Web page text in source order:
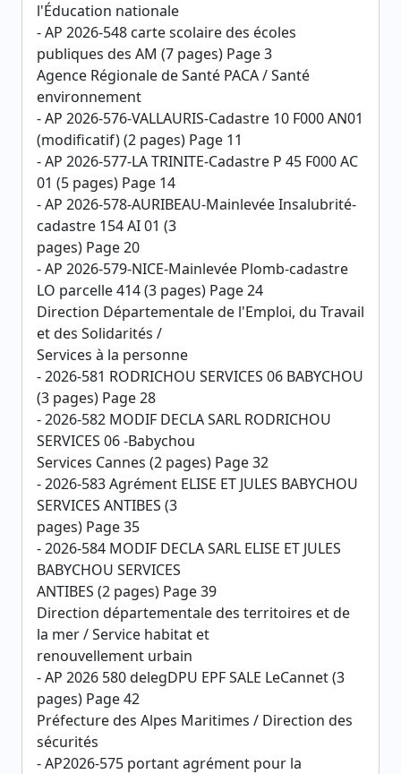
l'Éducation nationale
- AP 2026-548 carte scolaire des écoles
publiques des AM (7 pages) Page 3
Agence Régionale de Santé PACA / Santé
environnement
- AP 2026-576-VALLAURIS-Cadastre 10 F000 AN01
(modificatif) (2 pages) Page 11
- AP 2026-577-LA TRINITE-Cadastre P 45 F000 AC
01 (5 pages) Page 14
- AP 2026-578-AURIBEAU-Mainlevée Insalubrité-
cadastre 154 AI 01 (3
pages) Page 20
- AP 2026-579-NICE-Mainlevée Plomb-cadastre
LO parcelle 414 (3 pages) Page 24
Direction Départementale de l'Emploi, du Travail
et des Solidarités /
Services à la personne
- 2026-581 RODRICHOU SERVICES 06 BABYCHOU
(3 pages) Page 28
- 2026-582 MODIF DECLA SARL RODRICHOU
SERVICES 06 -Babychou
Services Cannes (2 pages) Page 32
- 2026-583 Agrément ELISE ET JULES BABYCHOU
SERVICES ANTIBES (3
pages) Page 35
- 2026-584 MODIF DECLA SARL ELISE ET JULES
BABYCHOU SERVICES
ANTIBES (2 pages) Page 39
Direction départementale des territoires et de
la mer / Service habitat et
renouvellement urbain
- AP 2026 580 delegDPU EPF SALE LeCannet (3
pages) Page 42
Préfecture des Alpes Maritimes / Direction des
sécurités
- AP2026-575 portant agrément pour la